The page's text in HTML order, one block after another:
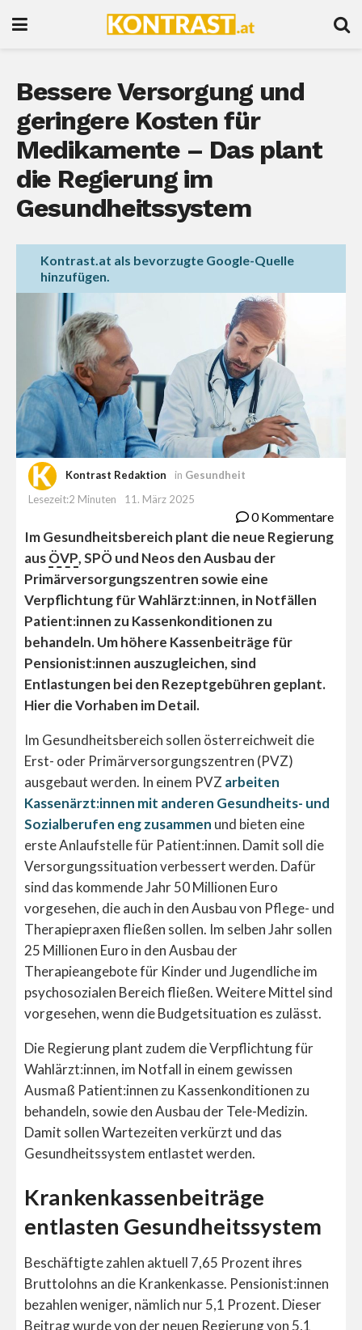
Bessere Versorgung und
geringere Kosten für
Medikamente – Das plant
die Regierung im
Gesundheitssystem
Kontrast.at als bevorzugte Google-Quelle
hinzufügen.
Kontrast Redaktion in Gesundheit
Lesezeit:2 Minuten
11. März 2025
0 Kommentare
Im Gesundheitsbereich plant die neue Regierung
ausÖVP, SPÖ und Neos den Ausbau der
Primärversorgungszentren sowie eine
Verpflichtung für Wahlärzt:innen, in Notfällen
Patient:innen zu Kassenkonditionen zu
behandeln. Um höhere Kassenbeiträge für
Pensionist:innen auszugleichen, sind
Entlastungen bei den Rezeptgebühren geplant.
Hier die Vorhaben im Detail.
Im Gesundheitsbereich sollen österreichweit die
Erst- oder Primärversorgungszentren (PVZ)
ausgebaut werden. In einem PVZ arbeiten
Kassenärzt:innen mit anderen Gesundheits- und
Sozialberufen eng zusammen und bieten eine
erste Anlaufstelle für Patient:innen. Damit soll die
Versorgungssituation verbessert werden. Dafür
sind das kommende Jahr 50 Millionen Euro
vorgesehen, die auch in den Ausbau von Pflege- und
Therapiepraxen fließen sollen. Im selben Jahr sollen
25 Millionen Euro in den Ausbau der
Therapieangebote für Kinder und Jugendliche im
psychosozialen Bereich fließen. Weitere Mittel sind
vorgesehen, wenn die Budgetsituation es zulässt.
Die Regierung plant zudem die Verpflichtung für
Wahlärzt:innen, im Notfall in einem gewissen
Ausmaß Patient:innen zu Kassenkonditionen zu
behandeln, sowie den Ausbau der Tele-Medizin.
Damit sollen Wartezeiten verkürzt und das
Gesundheitssystem entlastet werden.
Krankenkassenbeiträge
entlasten Gesundheitssystem
Beschäftigte zahlen aktuell 7,65 Prozent ihres
Bruttolohns an die Krankenkasse. Pensionist:innen
bezahlen weniger, nämlich nur 5,1 Prozent. Dieser
Beitrag wurde von der neuen Regierung von 5,1